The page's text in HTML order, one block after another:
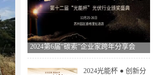
2024第6届“碳索”企业家跨年分享会
2024光能杯 ● 创新分